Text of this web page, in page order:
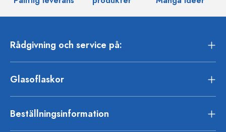
Rådgivning och service på:
Glasoflaskor
Beställningsinformation